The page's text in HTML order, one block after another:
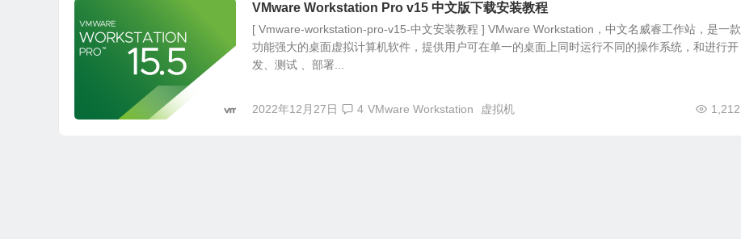
VMware Workstation Pro v15 中文版下载安装教程
[ Vmware-workstation-pro-v15-中文安装教程 ] VMware Workstation，中文名威睿工作站，是一款
功能强大的桌面虚拟计算机软件，提供用户可在单一的桌面上同时运行不同的操作系统，和进行开
发、测试 、部署...
2022年12月27日 1,212
4 VMware Workstation 虚拟机